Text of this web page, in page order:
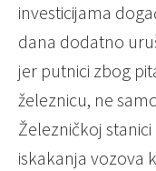
investicijama
dana dodatno
jer putnici zbog
železnicu, ne
Železničkoj
iskakanja vozova